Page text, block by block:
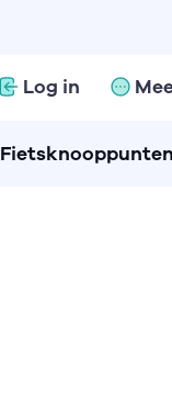
Log in